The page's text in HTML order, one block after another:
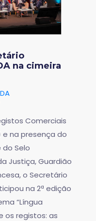
na cimeira
Comerciais
e na presença do
do Selo
Justiça, Guardião
o Secretário
na 2ª edição
“Língua
os registos: as